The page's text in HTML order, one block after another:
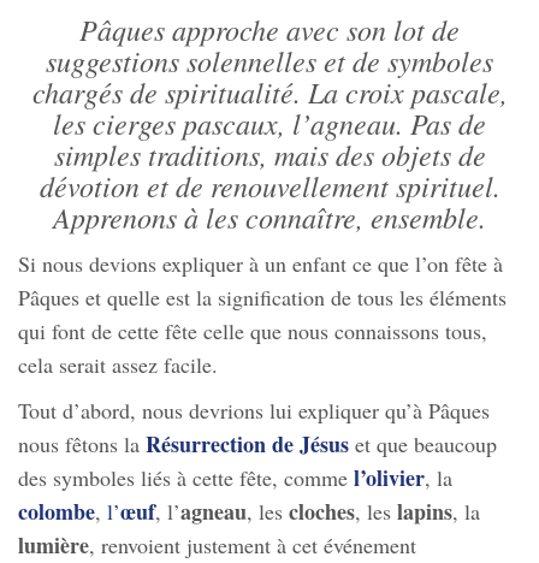
Pâques approche avec son lot de
suggestions solennelles et de symboles
chargés de spiritualité. La croix pascale,
les cierges pascaux, l’agneau. Pas de
simples traditions, mais des objets de
dévotion et de renouvellement spirituel.
Apprenons à les connaître, ensemble.
Si nous devions expliquer à un enfant ce que l’on fête à
Pâques et quelle est la signification de tous les éléments
qui font de cette fête celle que nous connaissons tous,
cela serait assez facile.
Tout d’abord, nous devrions lui expliquer qu’à Pâques
nous fêtons la Résurrection de Jésus et que beaucoup
des symboles liés à cette fête, comme l’olivier, la
colombe, l’œuf, l’agneau, les cloches, les lapins, la
lumière, renvoient justement à cet événement